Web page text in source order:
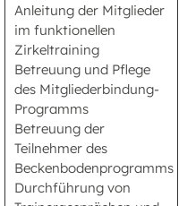
Anleitung der Mitglieder
im funktionellen
Zirkeltraining
Betreuung und Pflege
des Mitgliederbindung-
Programms
Betreuung der
Teilnehmer des
Beckenbodenprogramms
Durchführung von